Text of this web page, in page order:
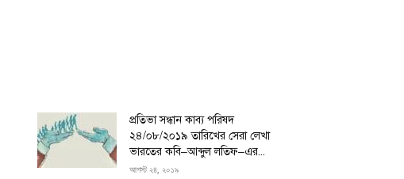
প্রতিভা সন্ধান কাব্য পরিষদ
২৪/০৮/২০১৯ তারিখের সেরা লেখা
ভারতের কবি–আব্দুল লতিফ–এর...
আগস্ট ২৪, ২০১৯